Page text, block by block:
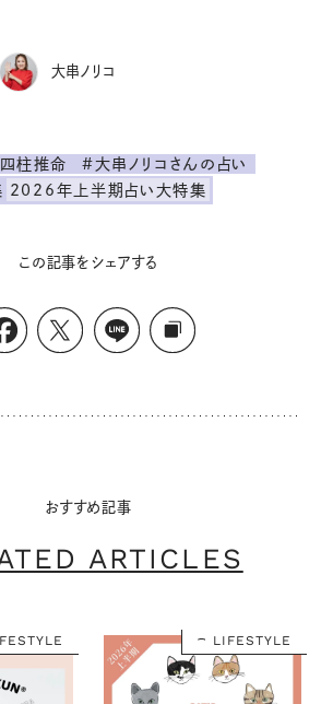
大串ノリコ
柱推命
#大串ノリコさんの占い
2026年上半期占い大特集
この記事をシェアする
おすすめ記事
ARTICLES
LIFESTYLE